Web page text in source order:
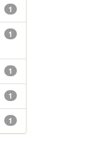
1
1
1
1
1